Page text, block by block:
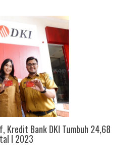
Kredit Bank DKI Tumbuh 24,68
I 2023